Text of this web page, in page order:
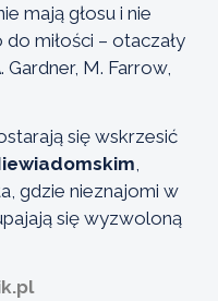
mają głosu i nie
miłości – otaczały
M. Farrow,
się wskrzesić
gdzie nieznajomi w
się wyzwoloną